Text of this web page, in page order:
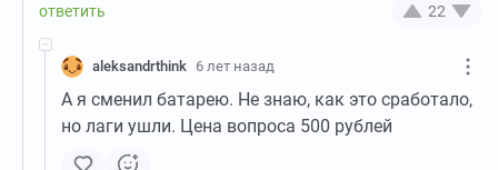
22
aleksandrthink 6 лет назад
А я сменил батарею. Не знаю, как это сработало,
но лаги ушли. Цена вопроса 500 рублей